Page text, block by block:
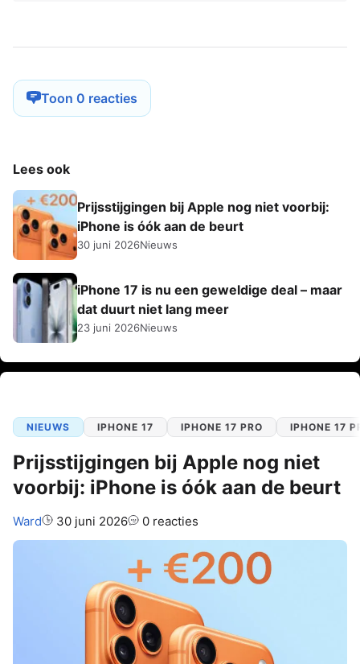
Toon 0 reacties
Lees ook
Prijsstijgingen bij Apple nog niet voorbij:
iPhone is óók aan de beurt
30 juni 2026Nieuws
iPhone 17 is nu een geweldige deal – maar
dat duurt niet lang meer
23 juni 2026Nieuws
NIEUWS IPHONE 17 IPHONE 17 PRO IPHONE 17
Prijsstijgingen bij Apple nog niet
voorbij: iPhone is óók aan de beurt
Auteur:
Ward 30 juni 2026 0 reacties